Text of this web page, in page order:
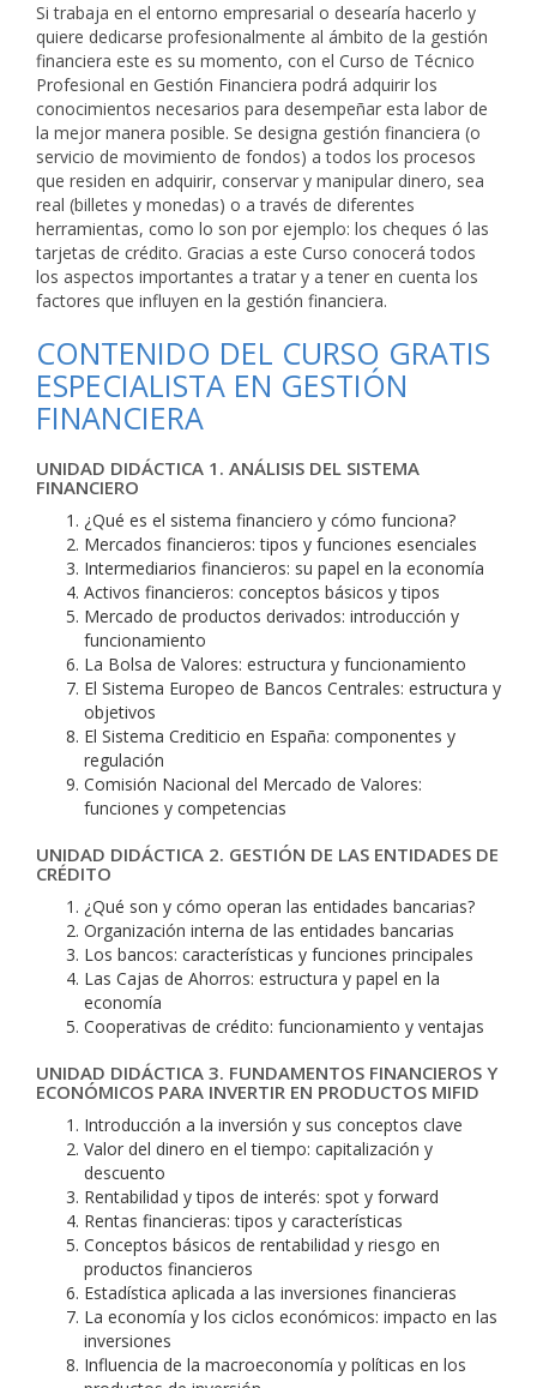
Si trabaja en el entorno empresarial o desearía hacerlo y
quiere dedicarse profesionalmente al ámbito de la gestión
financiera este es su momento, con el Curso de Técnico
Profesional en Gestión Financiera podrá adquirir los
conocimientos necesarios para desempeñar esta labor de
la mejor manera posible. Se designa gestión financiera (o
servicio de movimiento de fondos) a todos los procesos
que residen en adquirir, conservar y manipular dinero, sea
real (billetes y monedas) o a través de diferentes
herramientas, como lo son por ejemplo: los cheques ó las
tarjetas de crédito. Gracias a este Curso conocerá todos
los aspectos importantes a tratar y a tener en cuenta los
factores que influyen en la gestión financiera.
CONTENIDO DEL CURSO GRATIS
ESPECIALISTA EN GESTIÓN
FINANCIERA
UNIDAD DIDÁCTICA 1. ANÁLISIS DEL SISTEMA
FINANCIERO
¿Qué es el sistema financiero y cómo funciona?
Mercados financieros: tipos y funciones esenciales
Intermediarios financieros: su papel en la economía
Activos financieros: conceptos básicos y tipos
Mercado de productos derivados: introducción y
funcionamiento
La Bolsa de Valores: estructura y funcionamiento
El Sistema Europeo de Bancos Centrales: estructura y
objetivos
El Sistema Crediticio en España: componentes y
regulación
Comisión Nacional del Mercado de Valores:
funciones y competencias
UNIDAD DIDÁCTICA 2. GESTIÓN DE LAS ENTIDADES DE
CRÉDITO
¿Qué son y cómo operan las entidades bancarias?
Organización interna de las entidades bancarias
Los bancos: características y funciones principales
Las Cajas de Ahorros: estructura y papel en la
economía
Cooperativas de crédito: funcionamiento y ventajas
UNIDAD DIDÁCTICA 3. FUNDAMENTOS FINANCIEROS Y
ECONÓMICOS PARA INVERTIR EN PRODUCTOS MIFID
Introducción a la inversión y sus conceptos clave
Valor del dinero en el tiempo: capitalización y
descuento
Rentabilidad y tipos de interés: spot y forward
Rentas financieras: tipos y características
Conceptos básicos de rentabilidad y riesgo en
productos financieros
Estadística aplicada a las inversiones financieras
La economía y los ciclos económicos: impacto en las
inversiones
Influencia de la macroeconomía y políticas en los